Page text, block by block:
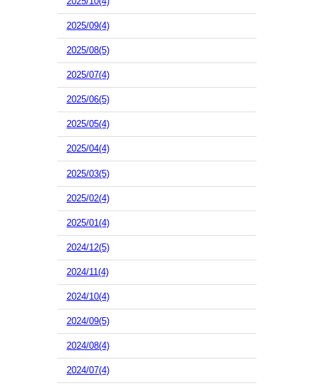
2025/09(4)
2025/08(5)
2025/07(4)
2025/06(5)
2025/05(4)
2025/04(4)
2025/03(5)
2025/02(4)
2025/01(4)
2024/12(5)
2024/11(4)
2024/10(4)
2024/09(5)
2024/08(4)
2024/07(4)